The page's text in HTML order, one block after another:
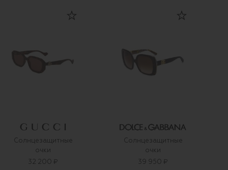
Солнцезащитные
очки
32 200 ₽
Солнцезащитные
очки
39 950 ₽